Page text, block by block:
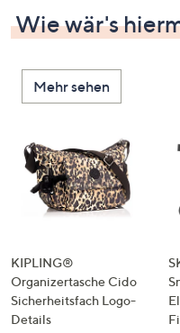
Wie wär's
Mehr sehen
KIPLING®
Organizertasche Cido
Sicherheitsfach Logo-
Details